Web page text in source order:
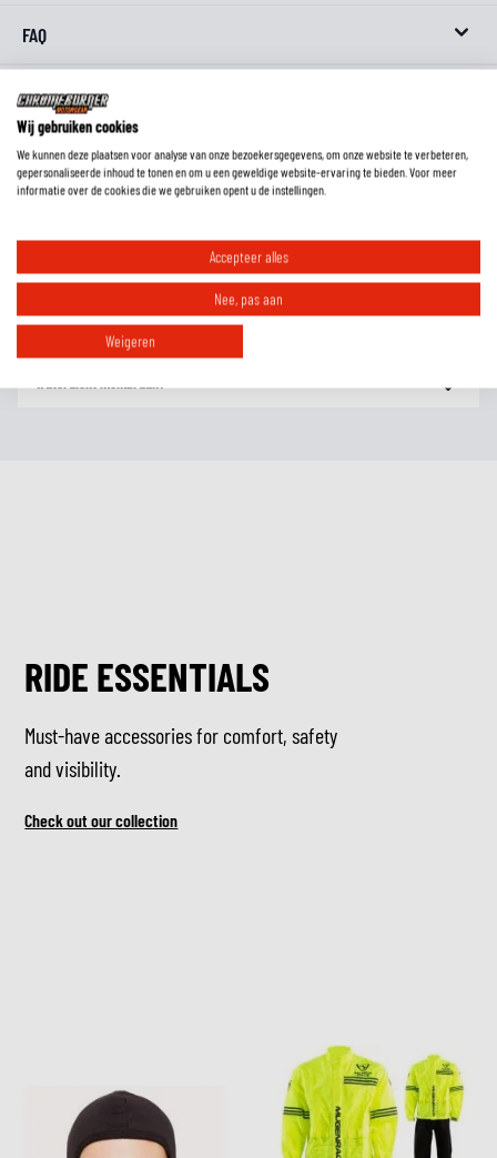
FAQ
Hoe weet ik wat de lengtemaat van een broek is?
Wat is het voordeel van een gelamineerd waterdicht membraan?
Wat is het voordeel van een broek met uitneembare thermovoering en
RIDE ESSENTIALS
Must-have accessories for comfort, safety
and visibility.
Check out our collection
Wij gebruiken cookies
We kunnen deze plaatsen voor analyse van onze bezoekersgegevens, om onze website te verbeteren,
gepersonaliseerde inhoud te tonen en om u een geweldige website-ervaring te bieden. Voor meer
informatie over de cookies die we gebruiken opent u de instellingen.
Accepteer alles
Nee, pas aan
Weigeren